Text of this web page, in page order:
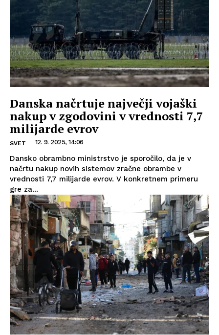
Danska načrtuje največji vojaški
nakup v zgodovini v vrednosti 7,7
milijarde evrov
SVET 12. 9. 2025, 14:06
Dansko obrambno ministrstvo je sporočilo, da je v
načrtu nakup novih sistemov zračne obrambe v
vrednosti 7,7 milijarde evrov. V konkretnem primeru
gre za...